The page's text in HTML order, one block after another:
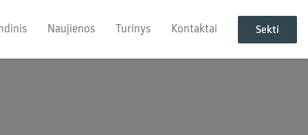
Naujienos Turinys Kontaktai Sekti